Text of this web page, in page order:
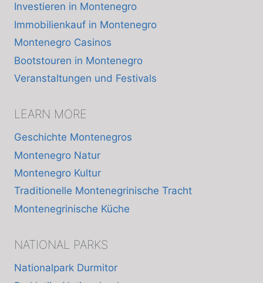
Investieren in Montenegro
Immobilienkauf in Montenegro
Montenegro Casinos
Bootstouren in Montenegro
Veranstaltungen und Festivals
LEARN MORE
Geschichte Montenegros
Montenegro Natur
Montenegro Kultur
Traditionelle Montenegrinische Tracht
Montenegrinische Küche
NATIONAL PARKS
Nationalpark Durmitor